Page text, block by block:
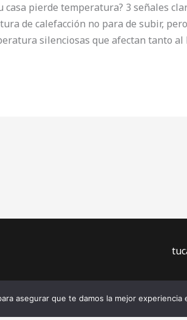
casa pierde temperatura? 3 señales
de calefacción no para de subir,
silenciosas que afectan tanto
asegurar que te damos la mejor